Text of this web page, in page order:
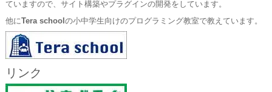
ていますので、サイト構築やプラグインの開発をしています。
他にTera school の小中学生向けのプログラミング教室で教えています。
リンク